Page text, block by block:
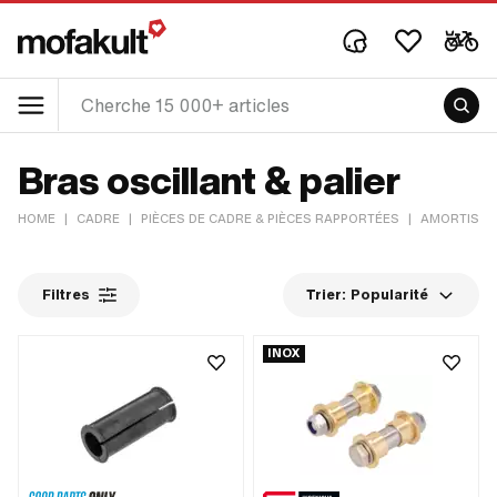
Bras oscillant & palier
HOME | CADRE | PIÈCES DE CADRE & PIÈCES RAPPORTÉES |
Filtres Trier: Popularité
INOX